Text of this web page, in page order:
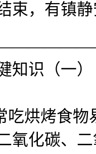
束，有镇
知识（一）
吃烘烤食
氧化碳、